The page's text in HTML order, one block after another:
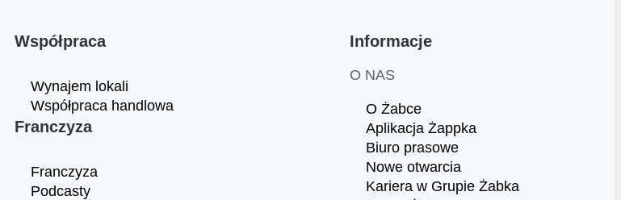
Współpraca
Wynajem lokali
Współpraca handlowa
Franczyza
Franczyza
Podcasty
Informacje
O NAS
O Żabce
Aplikacja Żappka
Biuro prasowe
Nowe otwarcia
Kariera w Grupie Żabka